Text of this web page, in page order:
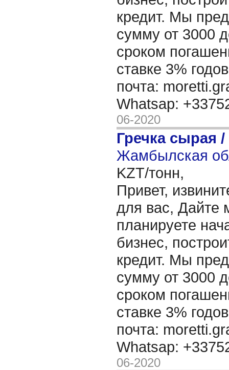
кредит. Мы
сумму от 3000
сроком
ставке 3%
почта:
Whatsap:
06-2020
Гречка сырая /
Жамбылская
KZT/тонн,
Привет,
для вас, Дайте
планируете
бизнес,
кредит. Мы
сумму от 3000
сроком
ставке 3%
почта:
Whatsap:
06-2020